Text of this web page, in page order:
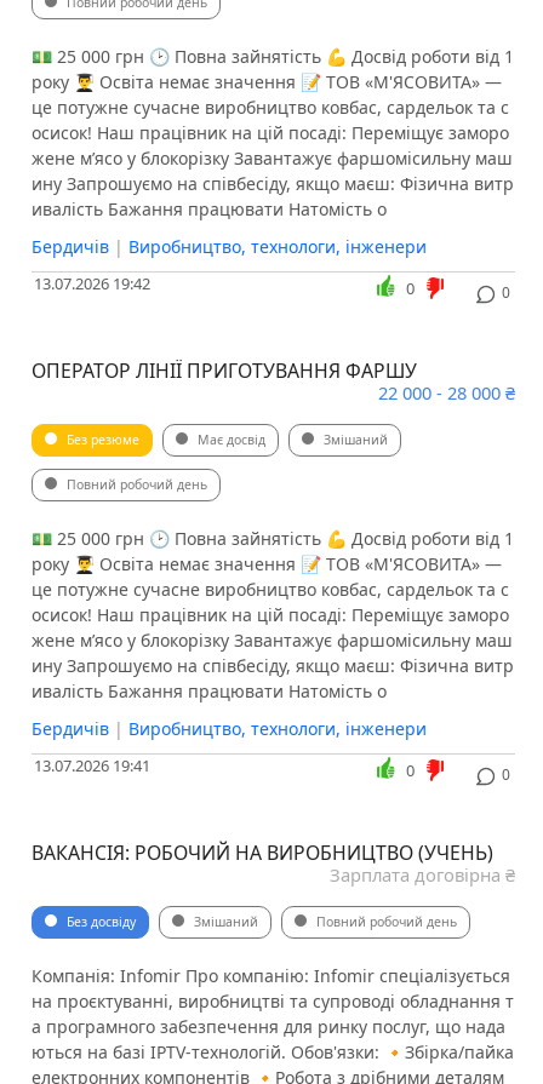
💵 25 000 грн 🕑 Повна зайнятість 💪 Досвід роботи від 1
року 👨‍🎓 Освіта немає значення 📝 ТОВ «М'ЯСОВИТА» —
це потужне сучасне виробництво ковбас, сардельок та с
осисок! Наш працівник на цій посаді: Переміщує заморо
жене м’ясо у блокорізку Завантажує фаршомісильну маш
ину Запрошуємо на співбесіду, якщо маєш: Фізична витр
ивалість Бажання працювати Натомість о
Бердичів | Виробництво, технологи, інженери
13.07.2026 19:42 0
0
ОПЕРАТОР ЛІНІЇ ПРИГОТУВАННЯ ФАРШУ
22 000 - 28 000 ₴
Без резюме Має досвід Змішаний
Повний робочий день
💵 25 000 грн 🕑 Повна зайнятість 💪 Досвід роботи від 1
року 👨‍🎓 Освіта немає значення 📝 ТОВ «М'ЯСОВИТА» —
це потужне сучасне виробництво ковбас, сардельок та с
осисок! Наш працівник на цій посаді: Переміщує заморо
жене м’ясо у блокорізку Завантажує фаршомісильну маш
ину Запрошуємо на співбесіду, якщо маєш: Фізична витр
ивалість Бажання працювати Натомість о
Бердичів | Виробництво, технологи, інженери
13.07.2026 19:41 0
0
ВАКАНСІЯ: РОБОЧИЙ НА ВИРОБНИЦТВО (УЧЕНЬ)
Зарплата договірна ₴
Без досвіду Змішаний Повний робочий день
Компанія: Infomir Про компанію: Infomir спеціалізується
на проєктуванні, виробництві та супроводі обладнання т
а програмного забезпечення для ринку послуг, що нада
ються на базі IPTV-технологій. Обов'язки: 🔸Збірка/пайка
електронних компонентів 🔸Робота з дрібними деталям